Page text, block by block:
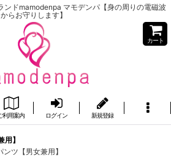
ンドmamodenpa マモデンパ【身の周りの電磁波
からお守りします】
カート
利用案内 ログイン 新規登録
用】
ツ【男女兼用】